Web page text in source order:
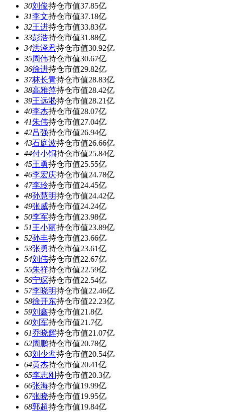
30刘俊持仓市值37.85亿
31李文持仓市值37.18亿
32王进持仓市值33.83亿
33彭浩持仓市值31.88亿
34洪泽君持仓市值30.92亿
35周伟持仓市值30.67亿
36徐进持仓市值29.82亿
37林长青持仓市值28.83亿
38高雅萍持仓市值28.42亿
39王远淞持仓市值28.21亿
40李杰持仓市值28.07亿
41朱伟持仓市值27.04亿
42吕强持仓市值26.94亿
43石庭波持仓市值26.66亿
44付小铜持仓市值25.84亿
45王勇持仓市值25.55亿
46李宏庆持仓市值24.78亿
47李玲持仓市值24.45亿
48孙慧明持仓市值24.42亿
49张威持仓市值24.24亿
50李军持仓市值23.98亿
51王小丽持仓市值23.89亿
52孙丰持仓市值23.66亿
53张勇持仓市值23.61亿
54刘伟持仓市值22.67亿
55朱祥持仓市值22.59亿
56宁琛持仓市值22.54亿
57李晓明持仓市值22.46亿
58徐开东持仓市值22.23亿
59刘鑫持仓市值21.8亿
60刘军持仓市值21.7亿
61乔晓辉持仓市值21.07亿
62周鹏持仓市值20.78亿
63刘少鸾持仓市值20.54亿
64黄杰持仓市值20.41亿
65李志刚 持仓市值20.3亿
66张海持仓市值19.99亿
67张晓持仓市值19.95亿
68郭超持仓市值19.84亿